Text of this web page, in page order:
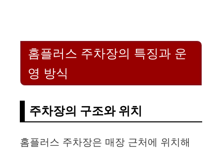
홈플러스 주차장의 특징과 운
영 방식
주차장의 구조와 위치
홈플러스 주차장은 매장 근처에 위치해